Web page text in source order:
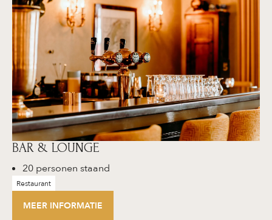
BAR & LOUNGE
20 personen staand
Restaurant
MEER INFORMATIE